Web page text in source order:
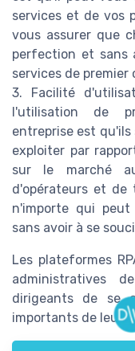
services et de vos
vous assurer que
perfection et sans
services de premier
3. Facilité
l'utilisation de
entreprise est
exploiter par
sur le marché
d'opérateurs et de
n'importe qui
sans avoir à se
Les plateformes
administratives
dirigeants de se
importants de leur